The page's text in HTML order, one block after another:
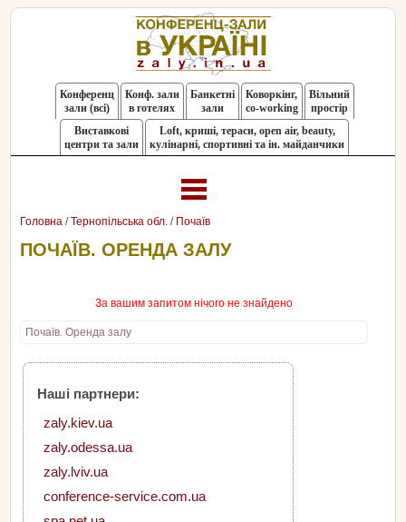
Конференц
зали (всі)
Конф. зали
в готелях
Банкетні
зали
Коворкінг,
co-working
Вільний
простір
Виставкові
центри та зали
Loft, криші, тераси, оpen air, beauty,
кулінарні, спортивні та ін. майданчики
Головна /Тернопільська обл. / Почаїв
ПОЧАЇВ. ОРЕНДА ЗАЛУ
За вашим запитом нічого не знайдено
Почаїв. Оренда залу
Наші партнери:
zaly.kiev.ua
zaly.odessa.ua
zaly.lviv.ua
conference-service.com.ua